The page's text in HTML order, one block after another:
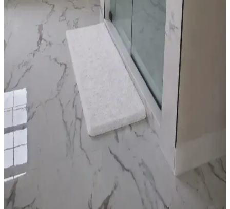
Sarı Mutfaklarda Beyaz ve Siyah Dolap Seçiminin
Avantajları ve Dezavantajları
Sarı mutfaklarda dolap rengi seçimi, mekanın aydınlığı, temizlik
kolaylığı ve estetik görünümü etkiler. Beyaz dolaplar ferah ve
kullanışlı, siyah dolaplar ise şık ancak temizlik gerektirir. Duvar
renkleri ve aydınlatma da önemlidir.
Yatak Odası Dekorasyonunda Renk, Mobilya ve
Aksesuarlarla Denge Sağlama Yöntemleri
Yatak odası dekorasyonunda doğru renk seçimi, mobilya düzeni,
aksesuar kullanımı ve temizlikle hem estetik hem fonksiyonel bir
alan yaratmanın yolları ele alınıyor.
Banyo Paspası Seçiminde Siyah ve Beyaz Renklerin
Avantajları ve Dezavantajları
Banyo paspası seçimi, renklerin estetik ve fonksiyonel avantajlarıyla
temizlik ve güvenlik faktörlerini içerir. Siyah ve beyaz paspasların